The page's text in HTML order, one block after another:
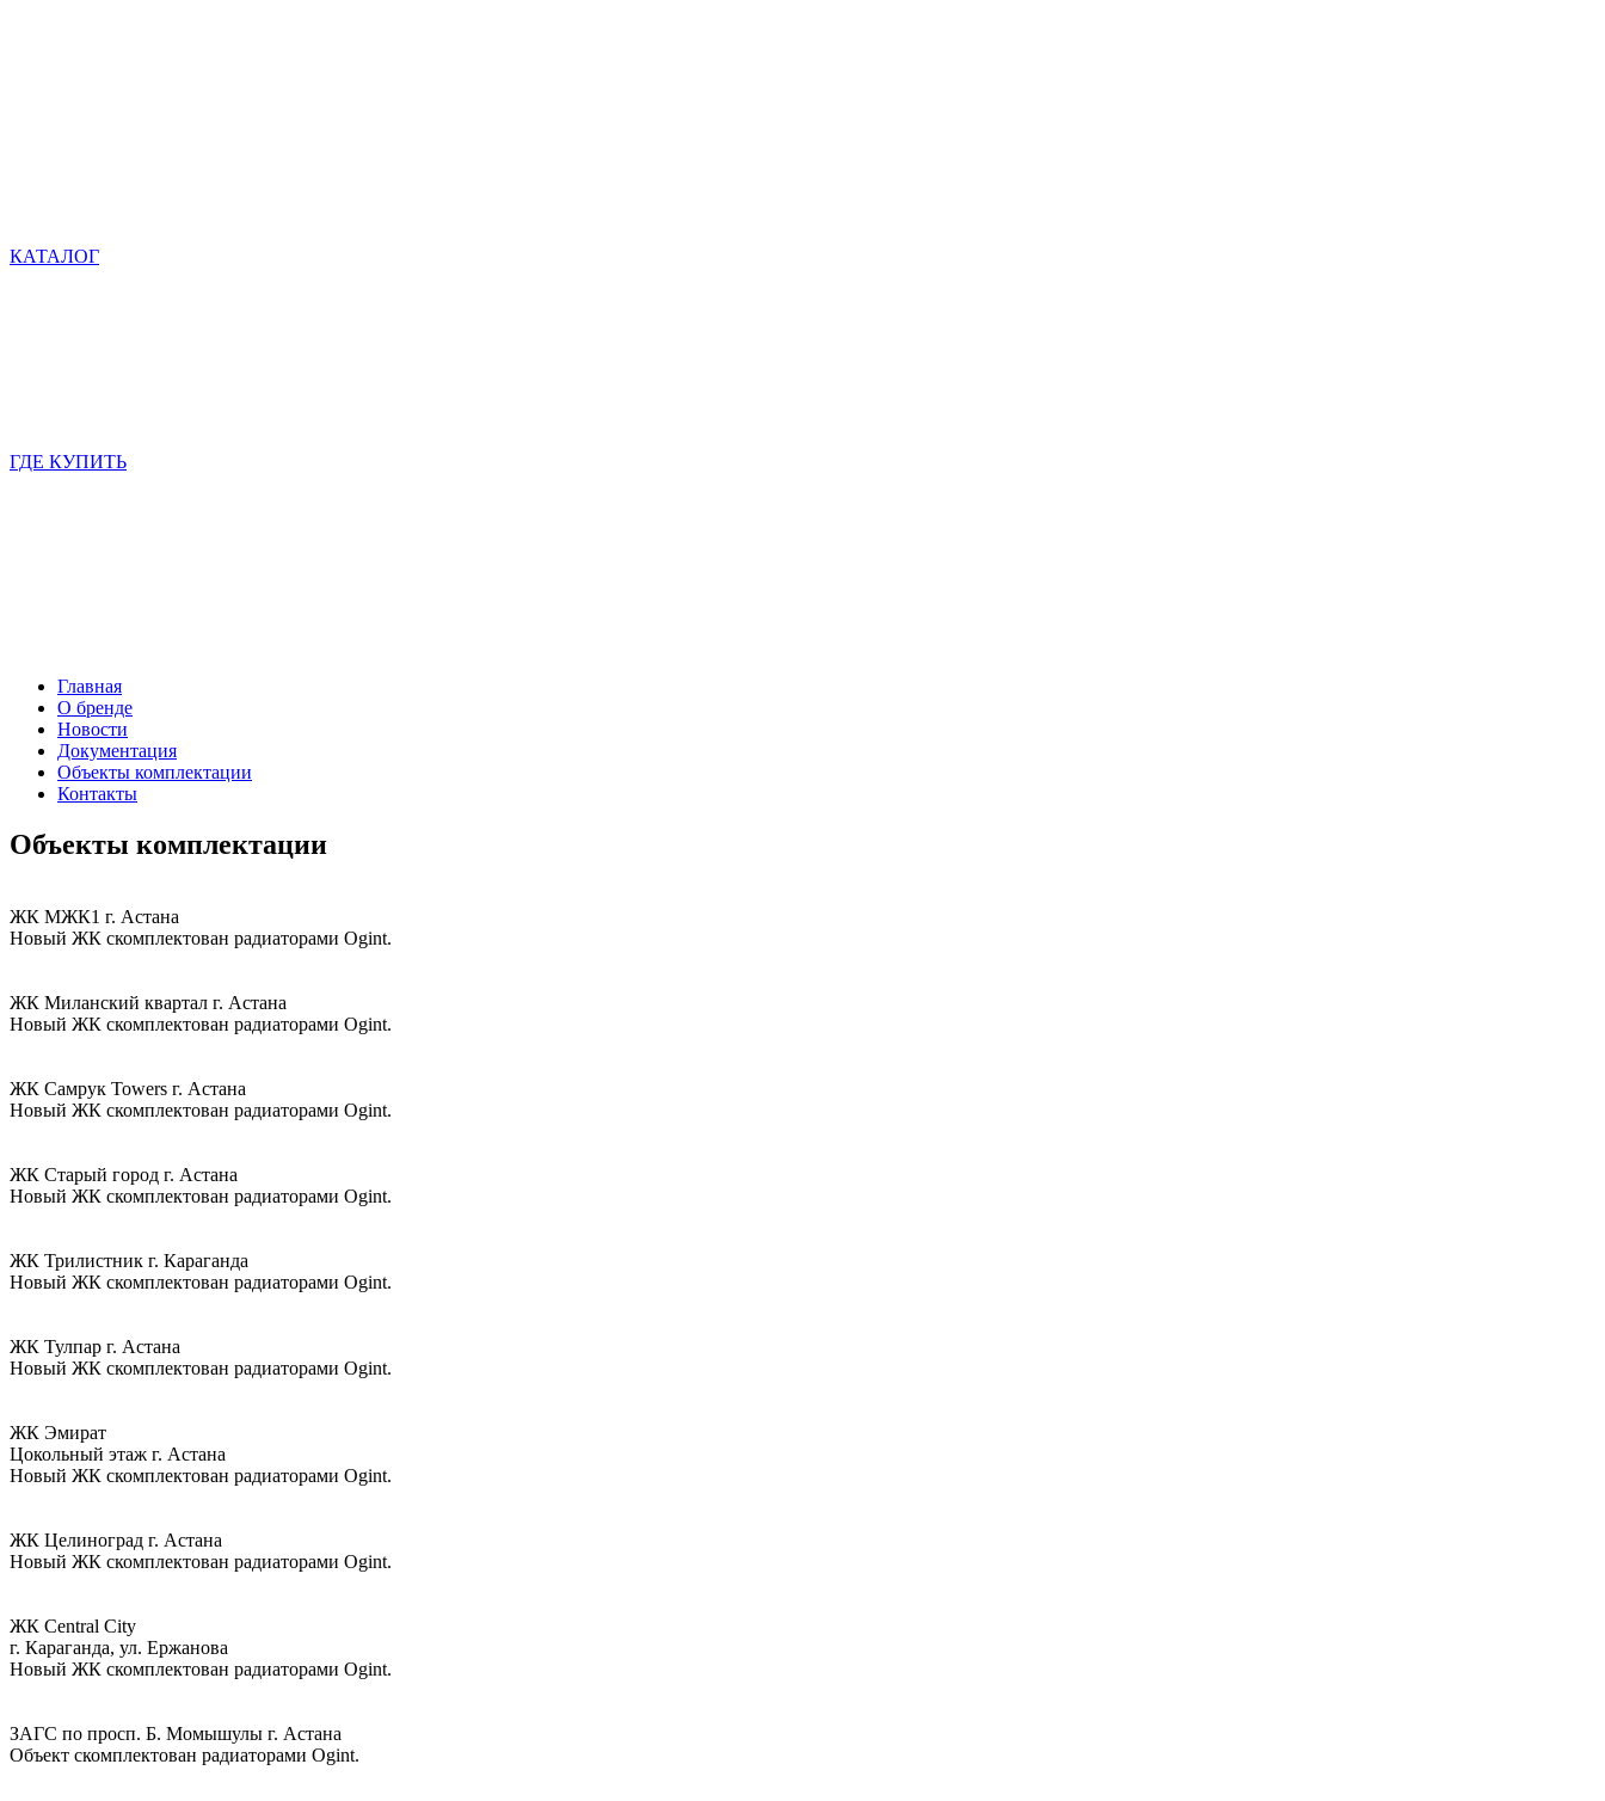
КАТАЛОГ
ГДЕ КУПИТЬ
Главная
О бренде
Новости
Документация
Объекты комплектации
Контакты
Объекты комплектации
ЖК МЖК1 г. Астана
Новый ЖК скомплектован радиаторами Ogint.
ЖК Миланский квартал г. Астана
Новый ЖК скомплектован радиаторами Ogint.
ЖК Самрук Towers г. Астана
Новый ЖК скомплектован радиаторами Ogint.
ЖК Старый город г. Астана
Новый ЖК скомплектован радиаторами Ogint.
ЖК Трилистник г. Караганда
Новый ЖК скомплектован радиаторами Ogint.
ЖК Тулпар г. Астана
Новый ЖК скомплектован радиаторами Ogint.
ЖК Эмират
Цокольный этаж г. Астана
Новый ЖК скомплектован радиаторами Ogint.
ЖК Целиноград г. Астана
Новый ЖК скомплектован радиаторами Ogint.
ЖК Central City
г. Караганда, ул. Ержанова
Новый ЖК скомплектован радиаторами Ogint.
ЗАГС по просп. Б. Момышулы г. Астана
Объект скомплектован радиаторами Ogint.